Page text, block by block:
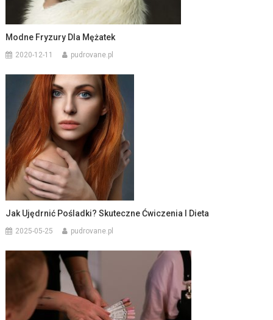
Modne Fryzury Dla Mężatek
2020-12-11 pudrovane.pl
Jak Ujędrnić Pośladki? Skuteczne Ćwiczenia I Dieta
2025-05-25 pudrovane.pl